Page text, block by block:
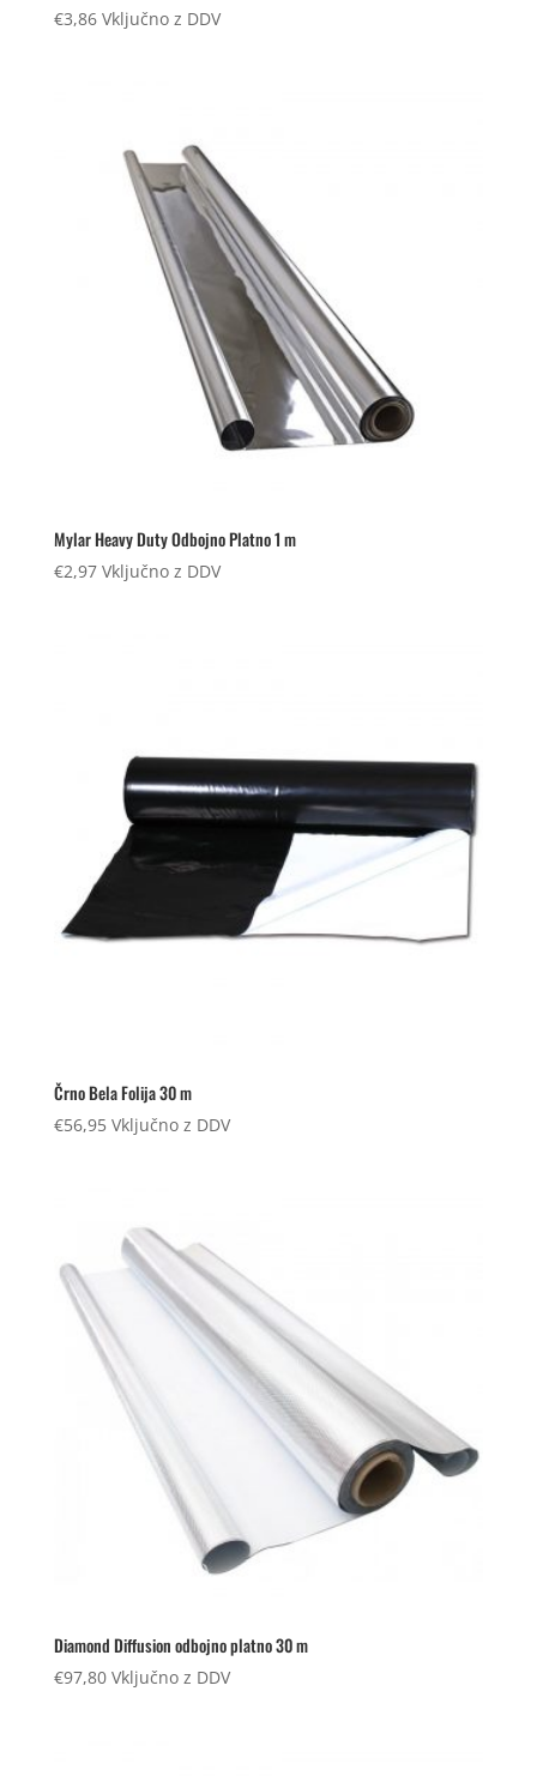
€3,86 Vključno z DDV
Mylar Heavy Duty Odbojno Platno 1 m
€2,97 Vključno z DDV
Črno Bela Folija 30 m
€56,95 Vključno z DDV
Diamond Diffusion odbojno platno 30 m
€97,80 Vključno z DDV